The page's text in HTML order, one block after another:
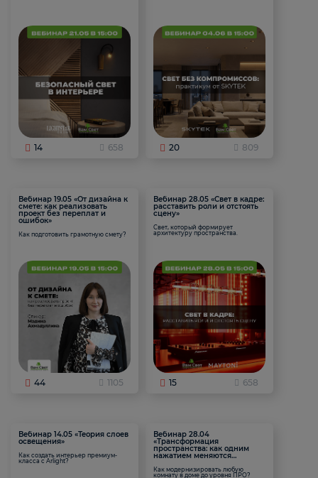
14 658 20 809
Вебинар 19.05 «От дизайна к
смете: как реализовать
проект без переплат и
ошибок»
Как подготовить грамотную смету?
44 1105
Вебинар 28.05 «Свет в кадре:
расставить роли и отстоять
сцену»
Свет, который формирует
архитектуру пространства.
15 658
Вебинар 14.05 «Теория слоев
освещения»
Как создать интерьер премиум-
класса с Arlight?
Вебинар 28.04
«Трансформация
пространства: как одним
нажатием меняются
Как модернизировать любую
комнату в доме до уровня ПРО?